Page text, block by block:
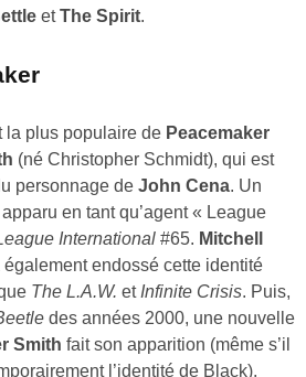
etThe Spirit.
la plus populaire de Peacemaker
(né Christopher Schmidt), qui est
personnage de John Cena. Un
en tant qu’agent « League
International #65. Mitchell
endossé cette identité
The L.A.W. et Infinite Crisis. Puis,
des années 2000, une nouvelle
Smith fait son apparition (même s’il
l’identité de Black).